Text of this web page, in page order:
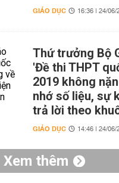
GIÁO DỤC 16:36 | 24/06/
Thứ trưởng Bộ
'Đề thi THPT
2019 không
nhớ số liệu, sự
trả lời theo
GIÁO DỤC 14:46 | 24/06/
Xem thêm